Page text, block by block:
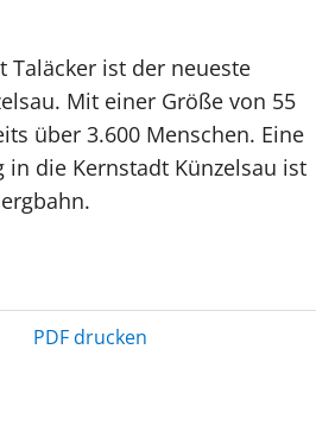
Taläcker ist der neueste
Mit einer Größe von 55
über 3.600 Menschen. Eine
in die Kernstadt Künzelsau ist
PDF drucken